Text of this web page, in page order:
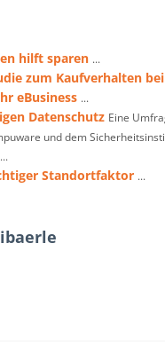
hilft sparen ...
zum Kaufverhalten
eBusiness ...
Datenschutz Eine
und dem
Standortfaktor ...